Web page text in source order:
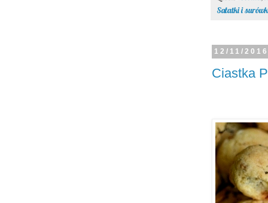
Sałatki i
12/11/
Ciastka